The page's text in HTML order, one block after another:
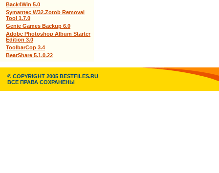
Back4Win 5.0
Symantec W32.Zotob Removal
Tool 1.7.0
Genie Games Backup 6.0
Adobe Photoshop Album Starter
Edition 3.0
ToolbarCop 3.4
BearShare 5.1.0.22
© COPYRIGHT 2005 BESTFILES.RU
ВСЕ ПРАВА СОХРАНЕНЫ